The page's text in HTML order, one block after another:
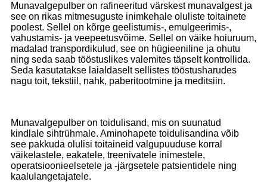
Munavalgepulber on rafineeritud värskest munavalgest ja
see on rikas mitmesuguste inimkehale oluliste toitainete
poolest. Sellel on kõrge geelistumis-, emulgeerimis-,
vahustamis- ja veepeetusvõime. Sellel on väike hoiuruum,
madalad transpordikulud, see on hügieeniline ja ohutu
ning seda saab tööstuslikes valemites täpselt kontrollida.
Seda kasutatakse laialdaselt sellistes tööstusharudes
nagu toit, tekstiil, nahk, paberitootmine ja meditsiin.
Munavalgepulber on toidulisand, mis on suunatud
kindlale sihtrühmale. Aminohapete toidulisandina võib
see pakkuda olulisi toitaineid valgupuuduse korral
väikelastele, eakatele, treenivatele inimestele,
operatsioonieelsetele ja -järgsetele patsientidele ning
kaalulangetajatele.